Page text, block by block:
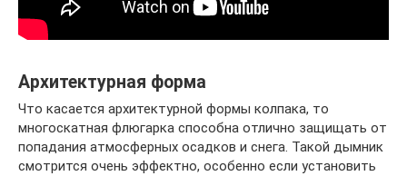
Архитектурная форма
Что касается архитектурной формы колпака, то
многоскатная флюгарка способна отлично защищать от
попадания атмосферных осадков и снега. Такой дымник
смотрится очень эффектно, особенно если установить